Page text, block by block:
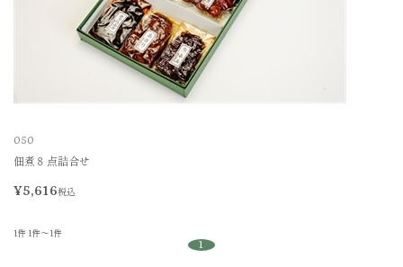
050
佃煮８点詰合せ
¥5,616税込
1件 1件～1件
1